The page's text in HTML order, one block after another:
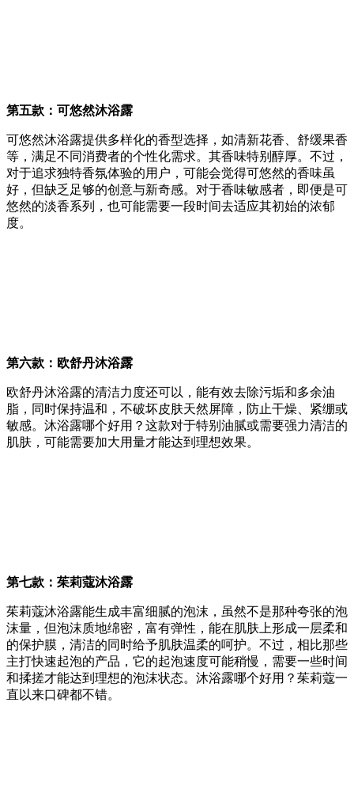
第五款：可悠然沐浴露
可悠然沐浴露提供多样化的香型选择，如清新花香、舒缓果香
等，满足不同消费者的个性化需求。其香味特别醇厚。不过，
对于追求独特香氛体验的用户，可能会觉得可悠然的香味虽
好，但缺乏足够的创意与新奇感。对于香味敏感者，即便是可
悠然的淡香系列，也可能需要一段时间去适应其初始的浓郁
度。
第六款：欧舒丹沐浴露
欧舒丹沐浴露的清洁力度还可以，能有效去除污垢和多余油
脂，同时保持温和，不破坏皮肤天然屏障，防止干燥、紧绷或
敏感。沐浴露哪个好用？这款对于特别油腻或需要强力清洁的
肌肤，可能需要加大用量才能达到理想效果。
第七款：茱莉蔻沐浴露
茱莉蔻沐浴露能生成丰富细腻的泡沫，虽然不是那种夸张的泡
沫量，但泡沫质地绵密，富有弹性，能在肌肤上形成一层柔和
的保护膜，清洁的同时给予肌肤温柔的呵护。不过，相比那些
主打快速起泡的产品，它的起泡速度可能稍慢，需要一些时间
和揉搓才能达到理想的泡沫状态。沐浴露哪个好用？茱莉蔻一
直以来口碑都不错。